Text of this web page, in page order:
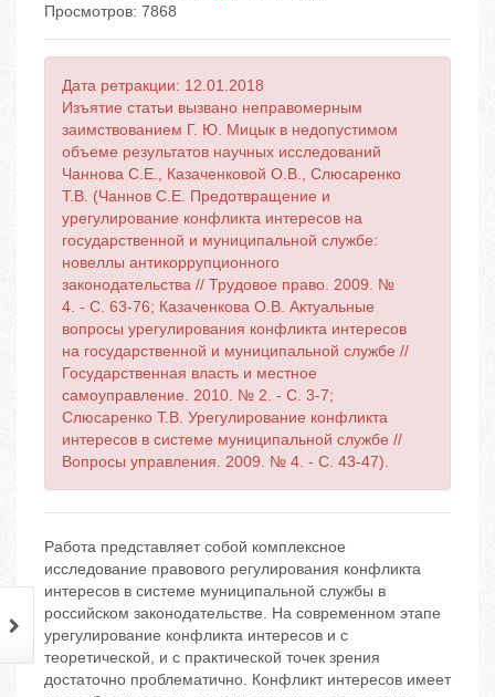
Просмотров: 7868
Дата ретракции: 12.01.2018
Изъятие статьи вызвано неправомерным
заимствованием Г. Ю. Мицык в недопустимом
объеме результатов научных исследований
Чаннова С.Е., Казаченковой О.В., Слюсаренко
Т.В. (Чаннов С.Е. Предотвращение и
урегулирование конфликта интересов на
государственной и муниципальной службе:
новеллы антикоррупционного
законодательства // Трудовое право. 2009. №
4. - С. 63-76; Казаченкова О.В. Актуальные
вопросы урегулирования конфликта интересов
на государственной и муниципальной службе //
Государственная власть и местное
самоуправление. 2010. № 2. - С. 3-7;
Слюсаренко Т.В. Урегулирование конфликта
интересов в системе муниципальной службе //
Вопросы управления. 2009. № 4. - С. 43-47).
Работа представляет собой комплексное
исследование правового регулирования конфликта
интересов в системе муниципальной службы в
российском законодательстве. На современном этапе
урегулирование конфликта интересов и с
теоретической, и с практической точек зрения
достаточно проблематично. Конфликт интересов имеет